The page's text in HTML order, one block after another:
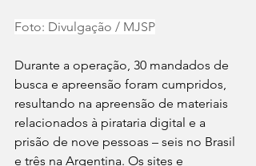
Foto: Divulgação / MJSP
Durante a operação, 30 mandados de
busca e apreensão foram cumpridos,
resultando na apreensão de materiais
relacionados à pirataria digital e a
prisão de nove pessoas – seis no Brasil
e três na Argentina. Os sites e